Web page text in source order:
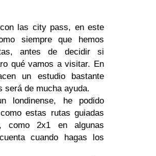
las city pass, en este
siempre que hemos
antes de decidir si
qué vamos a visitar. En
un estudio bastante
será de mucha ayuda.
londinense, he podido
estas rutas guiadas
como 2x1 en algunas
cuando hagas los